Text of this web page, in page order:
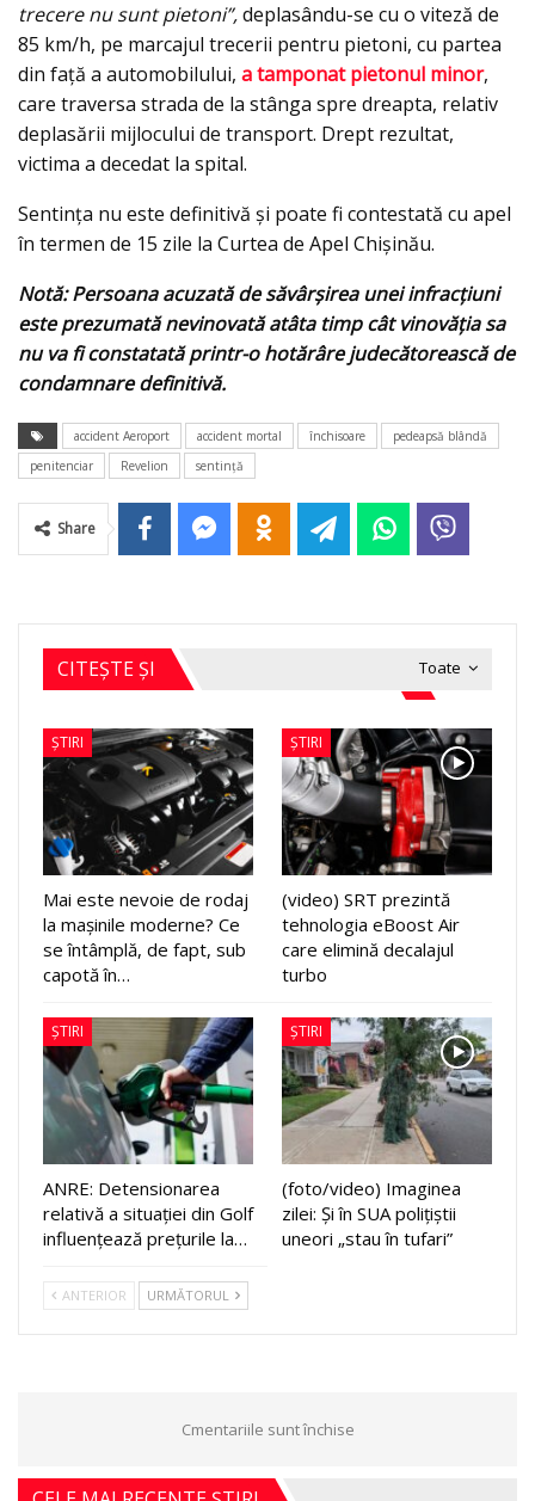
trecere nu sunt pietoni”,deplasându-se cu o viteză de
85 km/h, pe marcajul trecerii pentru pietoni, cu partea
din față a automobilului, a tamponat pietonul minor,
care traversa strada de la stânga spre dreapta, relativ
deplasării mijlocului de transport. Drept rezultat,
victima a decedat la spital.
Sentința nu este definitivă și poate fi contestată cu apel
în termen de 15 zile la Curtea de Apel Chișinău.
Notă: Persoana acuzată de săvârșirea unei infracțiuni
este prezumată nevinovată atâta timp cât vinovăția sa
nu va fi constatată printr-o hotărâre judecătorească de
condamnare definitivă.
accident Aeroport accident mortal închisoare
pedeapsă blândă
penitenciar
Revelion sentinţă
Share
Toate
CITEȘTE ȘI
ȘTIRI
Mai este nevoie de rodaj
la mașinile moderne? Ce
se întâmplă, de fapt, sub
capotă în…
ȘTIRI
(video) SRT prezintă
tehnologia eBoost Air
care elimină decalajul
turbo
ȘTIRI
ANRE: Detensionarea
relativă a situației din Golf
influențează prețurile la…
ȘTIRI
(foto/video) Imaginea
zilei: Și în SUA polițiștii
uneori „stau în tufari”
ANTERIOR URMĂTORUL
Cmentariile sunt închise